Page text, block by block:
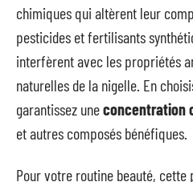
chimiques qui altèrent leur
pesticides et fertilisants
interfèrent avec les propriétés
naturelles de la nigelle. En
garantissez uneconcentration
et autres composés bénéfiques.
Pour votre routine beauté,